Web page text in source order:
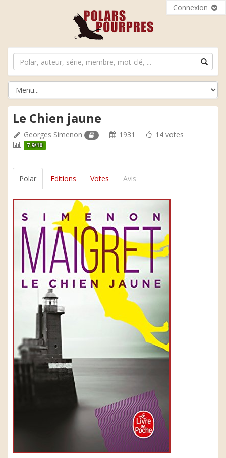
Connexion
Le Chien jaune
Georges Simenon 1931 14 votes
7.9/10
Polar Editions Votes Avis